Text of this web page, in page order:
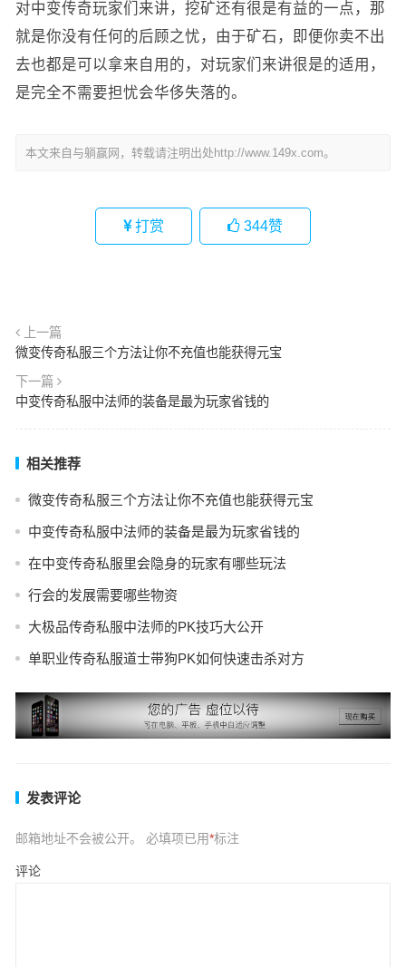
对中变传奇玩家们来讲，挖矿还有很是有益的一点，那
就是你没有任何的后顾之忧，由于矿石，即便你卖不出
去也都是可以拿来自用的，对玩家们来讲很是的适用，
是完全不需要担忧会华侈失落的。
本文来自与躺赢网，转载请注明出处http://www.149x.com。
打赏 344赞
上一篇
微变传奇私服三个方法让你不充值也能获得元宝
下一篇
中变传奇私服中法师的装备是最为玩家省钱的
相关推荐
微变传奇私服三个方法让你不充值也能获得元宝
中变传奇私服中法师的装备是最为玩家省钱的
在中变传奇私服里会隐身的玩家有哪些玩法
行会的发展需要哪些物资
大极品传奇私服中法师的PK技巧大公开
单职业传奇私服道士带狗PK如何快速击杀对方
发表评论
邮箱地址不会被公开。 必填项已用*标注
评论